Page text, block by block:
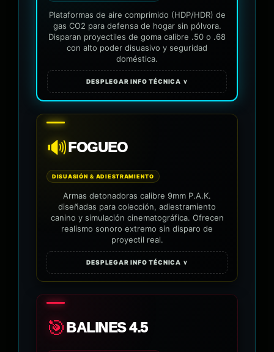
Plataformas de aire comprimido (HDP/HDR) de
gas CO2 para defensa de hogar sin pólvora.
Disparan proyectiles de goma calibre .50 o .68
con alto poder disuasivo y seguridad
doméstica.
DESPLEGAR INFO TÉCNICA ∨
🔊FOGUEO
DISUASIÓN & ADIESTRAMIENTO
Armas detonadoras calibre 9mm P.A.K.
diseñadas para colección, adiestramiento
canino y simulación cinematográfica. Ofrecen
realismo sonoro extremo sin disparo de
proyectil real.
DESPLEGAR INFO TÉCNICA ∨
🎯BALINES 4.5